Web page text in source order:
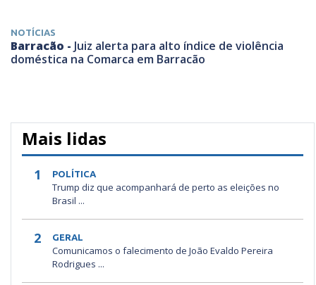
NOTÍCIAS
Barracão - Juiz alerta para alto índice de violência
doméstica na Comarca em Barracão
Mais lidas
1 POLÍTICA
Trump diz que acompanhará de perto as eleições no
Brasil ...
2 GERAL
Comunicamos o falecimento de João Evaldo Pereira
Rodrigues ...